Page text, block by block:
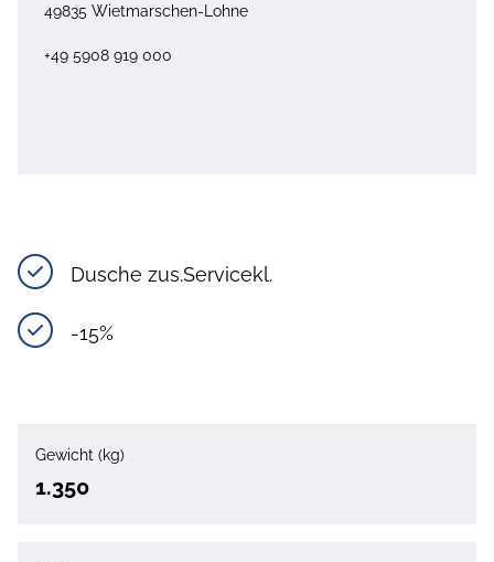
49835 Wietmarschen-Lohne
+49 5908 919 000
Dusche zus.Servicekl.
-15%
Gewicht (kg)
1.350